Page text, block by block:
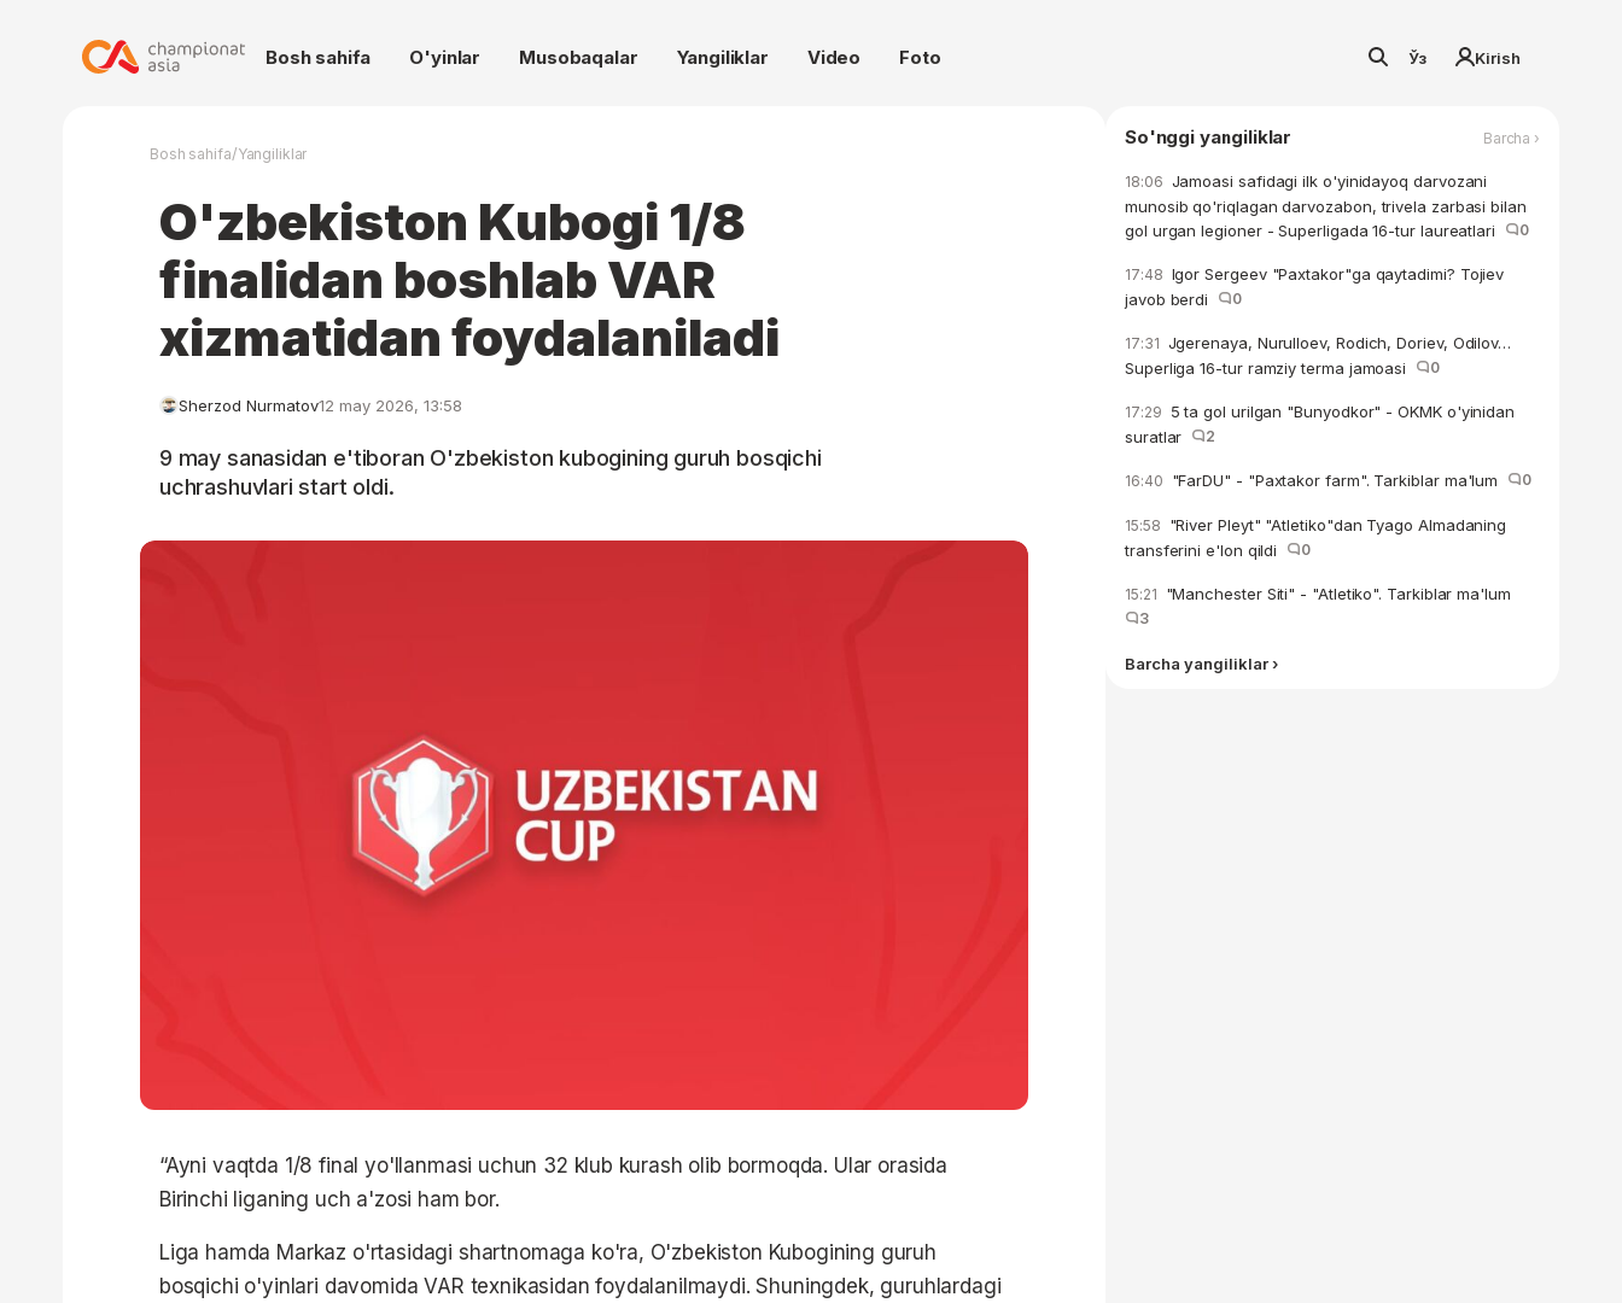
Bosh sahifa O'yinlar Musobaqalar Yangiliklar Video Foto Ўз Kirish
Bosh sahifa/Yangiliklar
O'zbekiston Kubogi 1/8
finalidan boshlab VAR
xizmatidan foydalaniladi
Sherzod Nurmatov12 may 2026, 13:58
9 may sanasidan e'tiboran O'zbekiston kubogining guruh bosqichi
uchrashuvlari start oldi.
“Ayni vaqtda 1/8 final yo'llanmasi uchun 32 klub kurash olib bormoqda. Ular orasida
Birinchi liganing uch a'zosi ham bor.
Liga hamda Markaz o'rtasidagi shartnomaga ko'ra, O'zbekiston Kubogining guruh
bosqichi o'yinlari davomida VAR texnikasidan foydalanilmaydi. Shuningdek, guruhlardagi
So'nggi yangiliklar Barcha ›
18:06 Jamoasi safidagi ilk o'yinidayoq darvozani
munosib qo'riqlagan darvozabon, trivela zarbasi bilan
gol urgan legioner - Superligada 16-tur laureatlari
0
17:48 Igor Sergeev "Paxtakor"ga qaytadimi? Tojiev
javob berdi
0
17:31 Jgerenaya, Nurulloev, Rodich, Doriev, Odilov…
Superliga 16-tur ramziy terma jamoasi
0
17:29 5 ta gol urilgan "Bunyodkor" - OKMK o'yinidan
suratlar
2
16:40 "FarDU" - "Paxtakor farm". Tarkiblar ma'lum 0
15:58 "River Pleyt" "Atletiko"dan Tyago Almadaning
transferini e'lon qildi
0
15:21 "Manchester Siti" - "Atletiko". Tarkiblar ma'lum
3
Barcha yangiliklar ›